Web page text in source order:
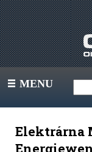
III MENU
Elektrárna